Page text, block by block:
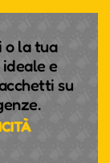
o la tua
e
su